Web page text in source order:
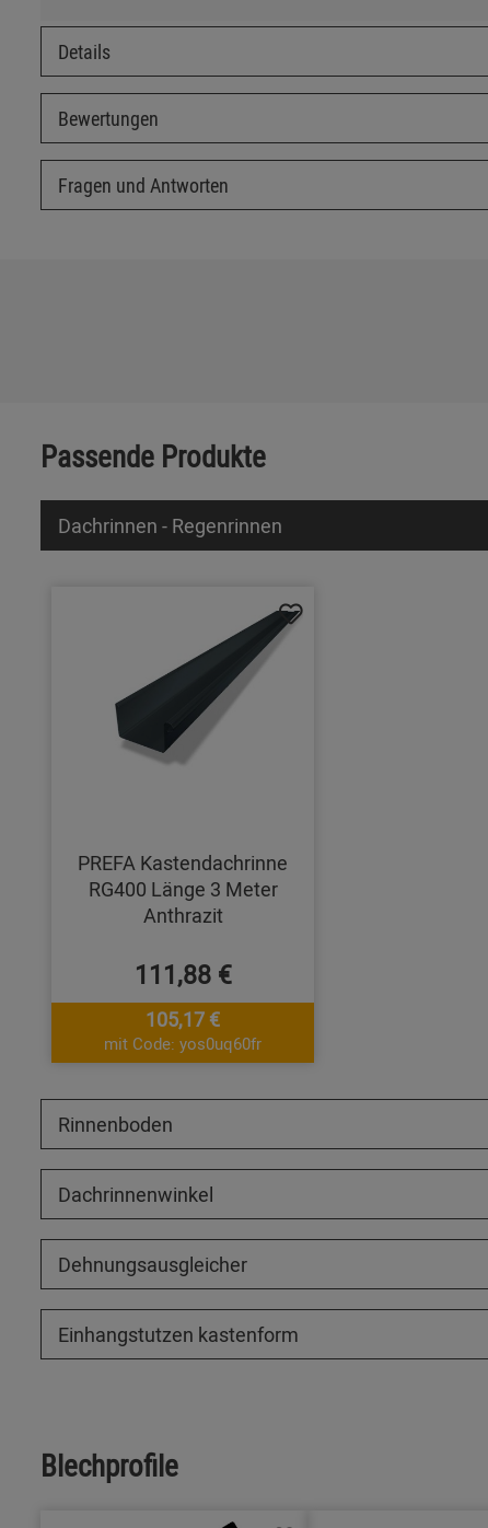
Details
Bewertungen
Fragen und Antworten
Passende Produkte
Dachrinnen - Regenrinnen
PREFA Kastendachrinne
RG400 Länge 3 Meter
Anthrazit
111,88 €
105,17 €
mit Code: yos0uq60fr
Rinnenboden
Dachrinnenwinkel
Dehnungsausgleicher
Einhangstutzen kastenform
Blechprofile